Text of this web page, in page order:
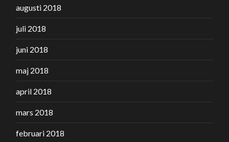
augusti 2018
juli 2018
juni 2018
maj 2018
april 2018
mars 2018
februari 2018